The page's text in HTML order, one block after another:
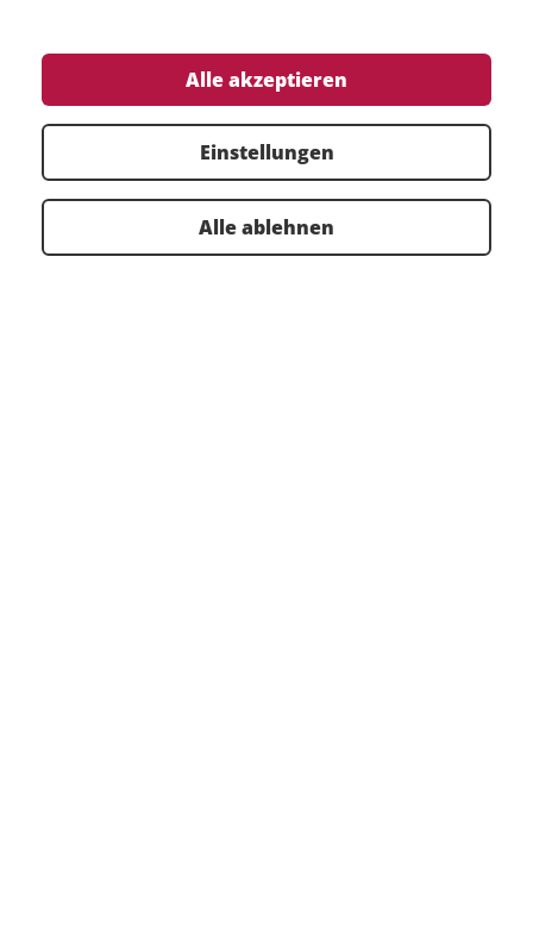
Wählen Sie einen Standort oder ein Produkt aus:
Filter zurücksetzen
MTTR
Alle akzeptieren
Einstellungen
Alle ablehnen